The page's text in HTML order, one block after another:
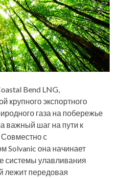
Bend LNG,
крупного экспортного
газа на побережье
важный шаг на пути к
Совместно с
Solvanic она начинает
системы улавливания
лежит передовая